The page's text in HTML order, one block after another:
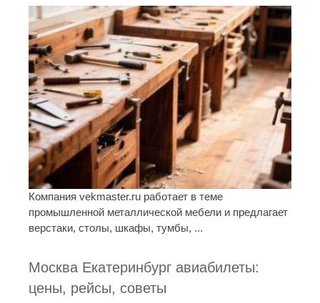
Компания vekmaster.ru работает в теме
промышленной металлической мебели и предлагает
верстаки, столы, шкафы, тумбы, ...
Москва Екатеринбург авиабилеты:
цены, рейсы, советы